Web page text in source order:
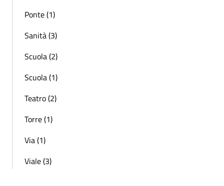
Ponte (1)
Sanità (3)
Scuola (2)
Scuola (1)
Teatro (2)
Torre (1)
Via (1)
Viale (3)